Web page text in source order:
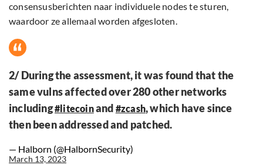
consensusberichten naar individuele nodes te sturen,
waardoor ze allemaal worden afgesloten.
2/ During the assessment, it was found that the
same vulns affected over 280 other networks
including#litecoinand #zcash, which have since
then been addressed and patched.
— Halborn (@HalbornSecurity)
March 13, 2023